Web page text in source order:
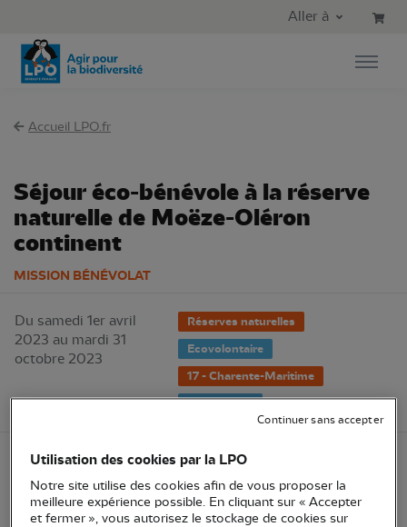
Aller au menu principal
Aller à
Accueil LPO.fr
Séjour éco-bénévole à la réserve
naturelle de Moëze-Oléron
continent
MISSION BÉNÉVOLAT
Du samedi 1er avril
2023 au mardi 31
octobre 2023
Réserves naturelles
Ecovolontaire
17 - Charente-Maritime
Surveillance
Participer au quotidien de la réserve naturelle de
Moëze-Oléron, partie Continentale
Utilisation des cookies par la LPO
Notre site utilise des cookies afin de vous proposer la
meilleure expérience possible. En cliquant sur « Accepter
et fermer », vous autorisez le stockage de cookies sur
Continuer sans accepter